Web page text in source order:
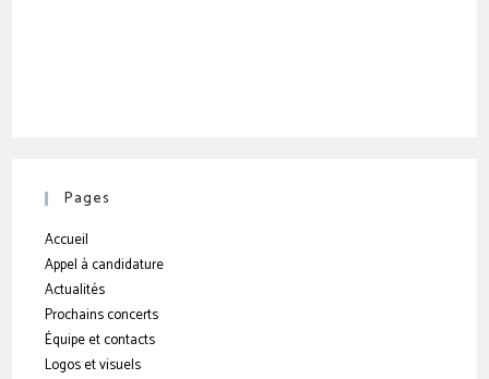
Pages
Accueil
Appel à candidature
Actualités
Prochains concerts
Équipe et contacts
Logos et visuels